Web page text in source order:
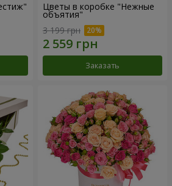
Цветы в коробке "Нежные
объятия"
3 199 грн
Заказать